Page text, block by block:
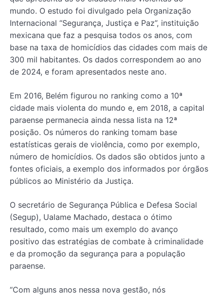
mundo. O estudo foi divulgado pela Organização
Internacional “Segurança, Justiça e Paz”, instituição
mexicana que faz a pesquisa todos os anos, com
base na taxa de homicídios das cidades com mais de
300 mil habitantes. Os dados correspondem ao ano
de 2024, e foram apresentados neste ano.
Em 2016, Belém figurou no ranking como a 10ª
cidade mais violenta do mundo e, em 2018, a capital
paraense permanecia ainda nessa lista na 12ª
posição. Os números do ranking tomam base
estatísticas gerais de violência, como por exemplo,
número de homicídios. Os dados são obtidos junto a
fontes oficiais, a exemplo dos informados por órgãos
públicos ao Ministério da Justiça.
O secretário de Segurança Pública e Defesa Social
(Segup), Ualame Machado, destaca o ótimo
resultado, como mais um exemplo do avanço
positivo das estratégias de combate à criminalidade
e da promoção da segurança para a população
paraense.
“Com alguns anos nessa nova gestão, nós